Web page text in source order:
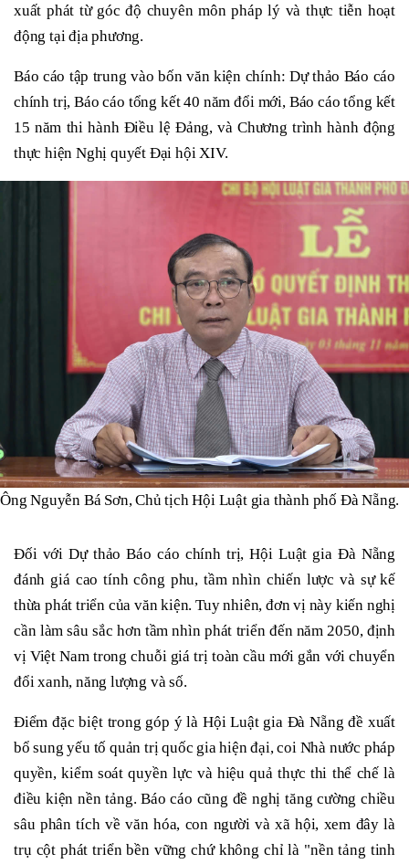
xuất phát từ góc độ chuyên môn pháp lý và thực tiễn hoạt
động tại địa phương.
Báo cáo tập trung vào bốn văn kiện chính: Dự thảo Báo cáo
chính trị, Báo cáo tổng kết 40 năm đổi mới, Báo cáo tổng kết
15 năm thi hành Điều lệ Đảng, và Chương trình hành động
thực hiện Nghị quyết Đại hội XIV.
Ông Nguyễn Bá Sơn, Chủ tịch Hội Luật gia thành phố Đà Nẵng.
Đối với Dự thảo Báo cáo chính trị, Hội Luật gia Đà Nẵng
đánh giá cao tính công phu, tầm nhìn chiến lược và sự kế
thừa phát triển của văn kiện. Tuy nhiên, đơn vị này kiến nghị
cần làm sâu sắc hơn tầm nhìn phát triển đến năm 2050, định
vị Việt Nam trong chuỗi giá trị toàn cầu mới gắn với chuyển
đổi xanh, năng lượng và số.
Điểm đặc biệt trong góp ý là Hội Luật gia Đà Nẵng đề xuất
bổ sung yếu tố quản trị quốc gia hiện đại, coi Nhà nước pháp
quyền, kiểm soát quyền lực và hiệu quả thực thi thể chế là
điều kiện nền tảng. Báo cáo cũng đề nghị tăng cường chiều
sâu phân tích về văn hóa, con người và xã hội, xem đây là
trụ cột phát triển bền vững chứ không chỉ là "nền tảng tinh